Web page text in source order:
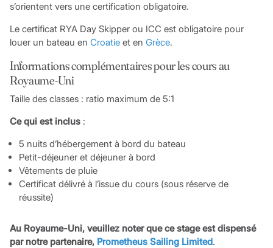
s’orientent vers une certification obligatoire.
Le certificat RYA Day Skipper ou ICC est obligatoire pour
louer un bateau en Croatieet en Grèce.
Informations complémentaires pour les cours au
Royaume-Uni
Taille des classes : ratio maximum de 5:1
Ce qui est inclus:
5 nuits d’hébergement à bord du bateau
Petit-déjeuner et déjeuner à bord
Vêtements de pluie
Certificat délivré à l’issue du cours (sous réserve de
réussite)
Au Royaume-Uni, veuillez noter que ce stage est dispensé
par notre partenaire, Prometheus Sailing Limited.